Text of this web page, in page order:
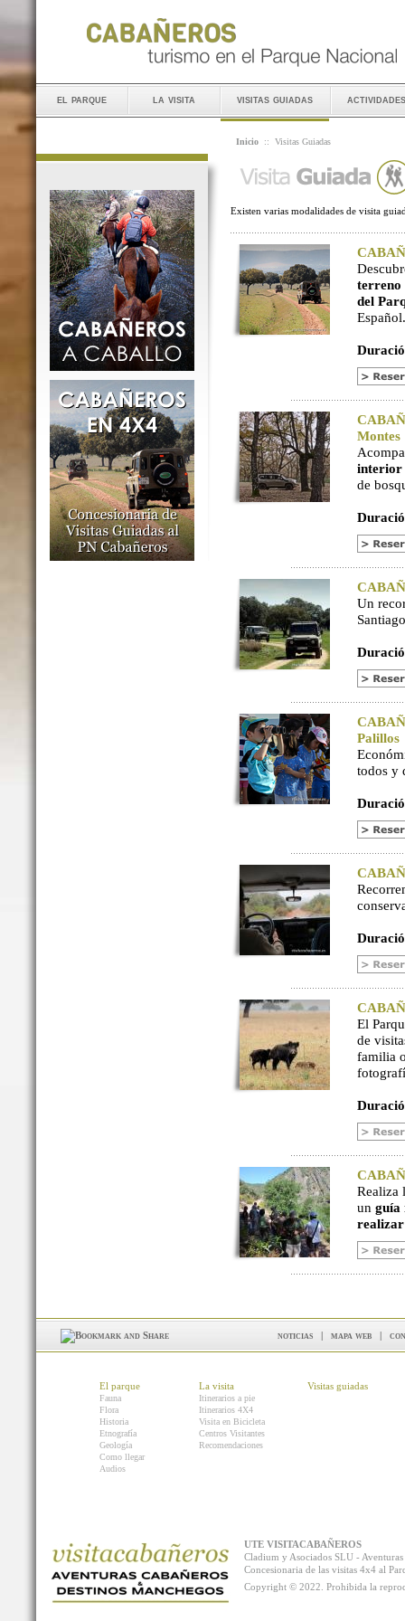
el parque la visita visitas guiadas actividades
Inicio :: Visitas Guiadas
Existen varias modalidades de visita
terreno
del
Español.
Montes
interior
de
Un
Palillos
todos y
El
de
familia
Realiza
un guía
noticias | mapa web |
El parque
Fauna
Flora
Historia
Etnografía
Geología
Como llegar
Audios
La visita
Itinerarios a pie
Itinerarios 4X4
Visita en Bicicleta
Centros Visitantes
Recomendaciones
Visitas guiadas
UTE VISITACABAÑEROS
Cladium y Asociados SLU -
Concesionaria de las visitas 4x4 al
Copyright © 2022. Prohibida la